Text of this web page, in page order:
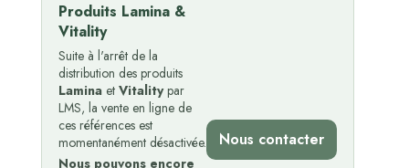
Produits Lamina &
Vitality
Suite à l'arrêt de la
distribution des produits
Lamina et Vitalitypar
LMS, la vente en ligne de
ces références est
momentanément désactivée.
Nous pouvons encore
Nous contacter